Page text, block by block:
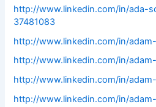
http://www.linkedin.com/in/ada-
37481083
http://www.linkedin.com/in/
http://www.linkedin.com/in/
http://www.linkedin.com/in/
http://www.linkedin.com/in/